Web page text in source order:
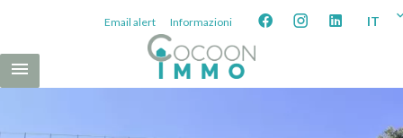
Email alert Informazioni IT